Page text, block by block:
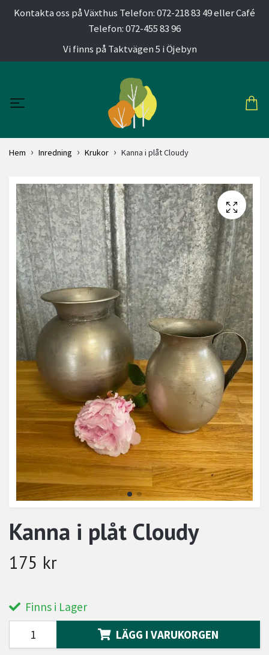
Kontakta oss på Växthus Telefon: 072-218 83 49 eller Café
Telefon: 072-455 83 96
Vi finns på Taktvägen 5 i Öjebyn
Hem Inredning Krukor Kanna i plåt Cloudy
Kanna i plåt Cloudy
175 kr
Finns i Lager
LÄGG I VARUKORGEN